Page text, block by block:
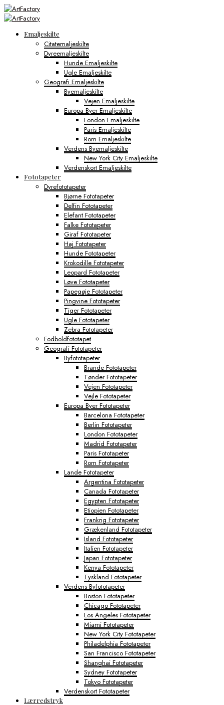
Emaljeskilte
Citatemaljeskilte
Dyreemaljeskilte
Hunde Emaljeskilte
Ugle Emaljeskilte
Geografi Emaljeskilte
Byemaljeskilte
Vejen Emaljeskilte
Europa Byer Emaljeskilte
London Emaljeskilte
Paris Emaljeskilte
Rom Emaljeskilte
Verdens Byemaljeskilte
New York City Emaljeskilte
Verdenskort Emaljeskilte
Fototapeter
Dyrefototapeter
Bjørne Fototapeter
Delfin Fototapeter
Elefant Fototapeter
Falke Fototapeter
Giraf Fototapeter
Haj Fototapeter
Hunde Fototapeter
Krokodille Fototapeter
Leopard Fototapeter
Løve Fototapeter
Papegøje Fototapeter
Pingvine Fototapeter
Tiger Fototapeter
Ugle Fototapeter
Zebra Fototapeter
Fodboldfototapet
Geografi Fototapeter
Byfototapeter
Brande Fototapeter
Tønder Fototapeter
Vejen Fototapeter
Vejle Fototapeter
Europa Byer Fototapeter
Barcelona Fototapeter
Berlin Fototapeter
London Fototapeter
Madrid Fototapeter
Paris Fototapeter
Rom Fototapeter
Lande Fototapeter
Argentina Fototapeter
Canada Fototapeter
Egypten Fototapeter
Etiopien Fototapeter
Frankrig Fototapeter
Grækenland Fototapeter
Island Fototapeter
Italien Fototapeter
Japan Fototapeter
Kenya Fototapeter
Tyskland Fototapeter
Verdens Byfototapeter
Boston Fototapeter
Chicago Fototapeter
Los Angeles Fototapeter
Miami Fototapeter
New York City Fototapeter
Philadelphia Fototapeter
San Francisco Fototapeter
Shanghai Fototapeter
Sydney Fototapeter
Tokyo Fototapeter
Verdenskort Fototapeter
Lærredstryk